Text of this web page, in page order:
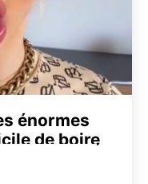
énormes
de boire